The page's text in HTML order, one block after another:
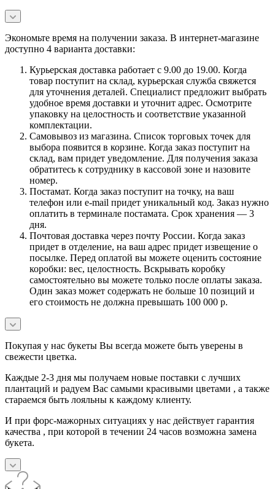
Экономьте время на получении заказа. В интернет-магазине
доступно 4 варианта доставки:
Курьерская доставка работает с 9.00 до 19.00. Когда
товар поступит на склад, курьерская служба свяжется
для уточнения деталей. Специалист предложит выбрать
удобное время доставки и уточнит адрес. Осмотрите
упаковку на целостность и соответствие указанной
комплектации.
Самовывоз из магазина. Список торговых точек для
выбора появится в корзине. Когда заказ поступит на
склад, вам придет уведомление. Для получения заказа
обратитесь к сотруднику в кассовой зоне и назовите
номер.
Постамат. Когда заказ поступит на точку, на ваш
телефон или e-mail придет уникальный код. Заказ нужно
оплатить в терминале постамата. Срок хранения — 3
дня.
Почтовая доставка через почту России. Когда заказ
придет в отделение, на ваш адрес придет извещение о
посылке. Перед оплатой вы можете оценить состояние
коробки: вес, целостность. Вскрывать коробку
самостоятельно вы можете только после оплаты заказа.
Один заказ может содержать не больше 10 позиций и
его стоимость не должна превышать 100 000 р.
Покупая у нас букеты Вы всегда можете быть уверены в
свежести цветка.
Каждые 2-3 дня мы получаем новые поставки с лучших
плантаций и радуем Вас самыми красивыми цветами , а также
стараемся быть лояльны к каждому клиенту.
И при форс-мажорных ситуациях у нас действует гарантия
качества , при которой в течении 24 часов возможна замена
букета.